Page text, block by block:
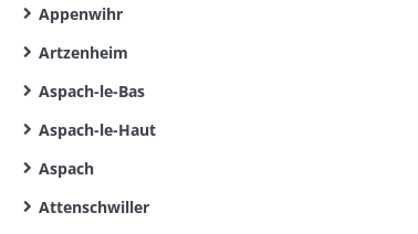
Appenwihr
Artzenheim
Aspach-le-Bas
Aspach-le-Haut
Aspach
Attenschwiller